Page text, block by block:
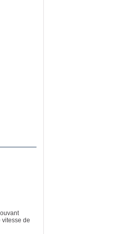
vitesse de